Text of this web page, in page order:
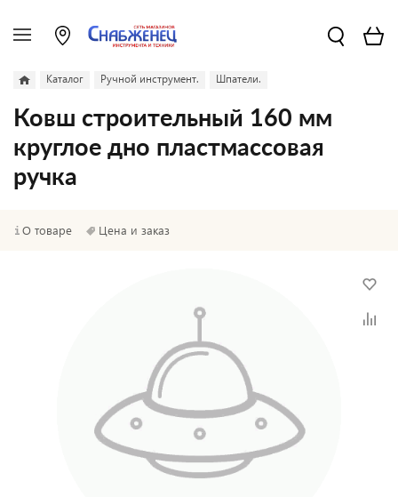
Каталог Ручной инструмент. Шпатели.
Ковш строительный 160 мм
круглое дно пластмассовая
ручка
О товаре Цена и заказ